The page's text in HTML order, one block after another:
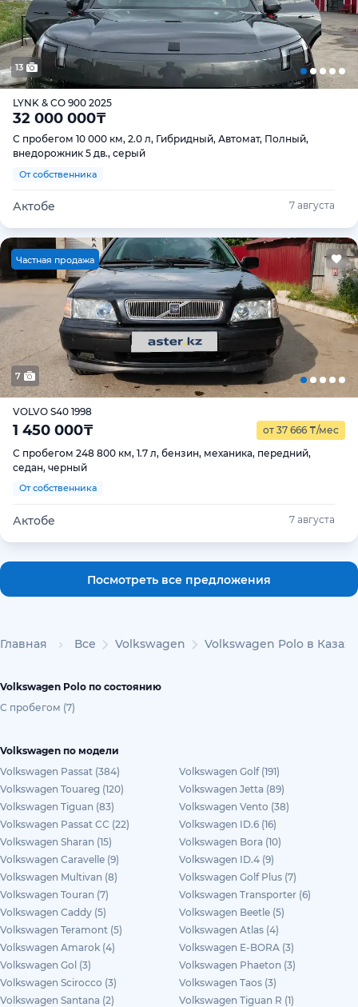
13
LYNK & CO 900 2025
32 000 000₸
С пробегом 10 000 км, 2.0 л, Гибридный, Автомат, Полный,
внедорожник 5 дв., серый
От собственника
Актобе 7 августа
Частная продажа
7
VOLVO S40 1998
1 450 000₸ от 37 666 ₸/мес
С пробегом 248 800 км, 1.7 л, бензин, механика, передний,
седан, черный
От собственника
Актобе 7 августа
Посмотреть все предложения
Главная Все Volkswagen Volkswagen Polo в
Volkswagen Polo по состоянию
С пробегом (7)
Volkswagen по модели
Volkswagen Passat (384)
Volkswagen Golf (191)
Volkswagen Touareg (120)
Volkswagen Jetta (89)
Volkswagen Tiguan (83)
Volkswagen Vento (38)
Volkswagen Passat CC (22)
Volkswagen ID.6 (16)
Volkswagen Sharan (15)
Volkswagen Bora (10)
Volkswagen Caravelle (9)
Volkswagen ID.4 (9)
Volkswagen Multivan (8)
Volkswagen Golf Plus (7)
Volkswagen Touran (7)
Volkswagen Transporter (6)
Volkswagen Caddy (5)
Volkswagen Beetle (5)
Volkswagen Teramont (5)
Volkswagen Atlas (4)
Volkswagen Amarok (4)
Volkswagen E-BORA (3)
Volkswagen Gol (3)
Volkswagen Phaeton (3)
Volkswagen Scirocco (3)
Volkswagen Taos (3)
Volkswagen Santana (2)
Volkswagen Tiguan R (1)